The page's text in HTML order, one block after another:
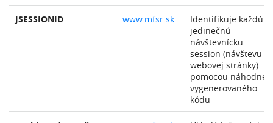
JSESSIONID www.mfsr.sk
Identifikuje každú
jedinečnú
návštevnícku
session (návštevu
webovej stránky)
pomocou náhodne
vygenerovaného
kódu